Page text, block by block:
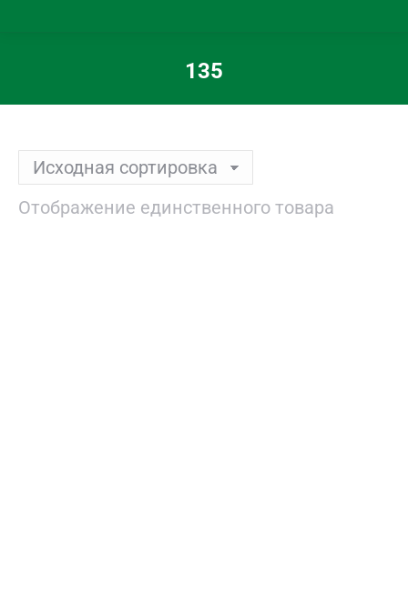
135
Вы здесь:
Отображение единственного товара